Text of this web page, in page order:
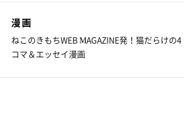
漫画
ねこのきもちWEB MAGAZINE発！猫だらけの4
コマ＆エッセイ漫画